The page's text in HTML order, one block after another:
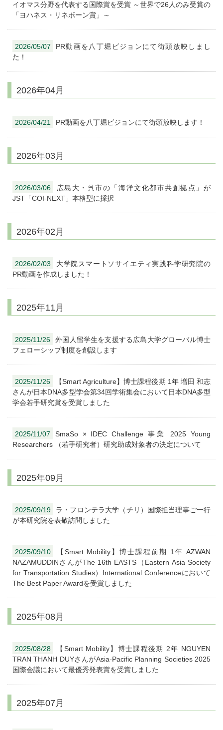
イオマス分野を代表する国際賞を受賞 ～世界で26人のみ受賞の
「ヨハネス・リネボーン賞」～
2026/05/07
PR動画を八丁堀ビジョンにて街頭放映しまし
た！
2026年04月
2026/04/21 PR動画を八丁堀ビジョンにて街頭放映します！
2026年03月
2026/03/06
広島大・呉市の「海洋文化都市共創拠点」が
JST「COI-NEXT」本格型に採択
2026年02月
2026/02/03
大学院スマートソサイエティ実践科学研究院の
PR動画を作成しました！
2025年11月
2025/11/26
外国人留学生を支援する広島大学グローバル博士
フェローシップ制度を創設します
2025/11/26
【Smart Agriculture】博士課程後期 1年 増田 和志
さんが日本DNA多型学会第34回学術集会において日本DNA多型
学会若手研究賞を受賞しました
2025/11/07
SmaSo × IDEC Challenge 事業 2025 Young
Researchers （若手研究者）研究助成対象者の決定について
2025年09月
2025/09/19
ラ・フロンテラ大学（チリ）国際担当理事ご一行
が本研究院を表敬訪問しました
2025/09/10
【Smart Mobility】博士課程前期 1年 AZWAN
NAZAMUDDINさんがThe 16th EASTS（Eastern Asia Society
for Transportation Studies）International Conferenceにおいて
The Best Paper Awardを受賞しました
2025年08月
2025/08/28
【Smart Mobility】博士課程後期 2年 NGUYEN
TRAN THANH DUYさんがAsia-Pacific Planning Societies 2025
国際会議において最優秀発表賞を受賞しました
2025年07月